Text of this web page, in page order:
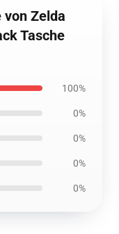
von Zelda
Tasche
100%
0%
0%
0%
0%